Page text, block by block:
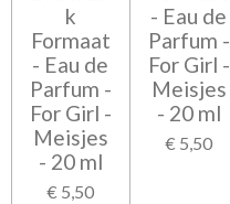
k
Formaat
- Eau de
Parfum -
For Girl -
Meisjes
- 20 ml
€ 5,50
- Eau de
Parfum -
For Girl -
Meisjes
- 20 ml
€ 5,50